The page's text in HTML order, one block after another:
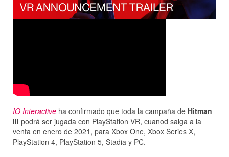
IO Interactive ha confirmado que toda la campaña de Hitman
III podrá ser jugada con PlayStation VR, cuanod salga a la
venta en enero de 2021, para Xbox One, Xbox Series X,
PlayStation 4, PlayStation 5, Stadia y PC.